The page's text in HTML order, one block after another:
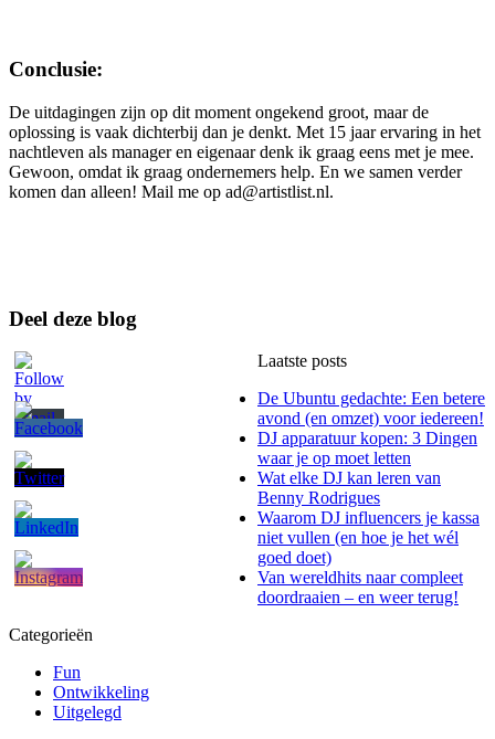
Conclusie:
De uitdagingen zijn op dit moment ongekend groot, maar de
oplossing is vaak dichterbij dan je denkt. Met 15 jaar ervaring in het
nachtleven als manager en eigenaar denk ik graag eens met je mee.
Gewoon, omdat ik graag ondernemers help. En we samen verder
komen dan alleen! Mail me op ad@artistlist.nl.
Deel deze blog
Laatste posts
De Ubuntu gedachte: Een betere
avond (en omzet) voor iedereen!
DJ apparatuur kopen: 3 Dingen
waar je op moet letten
Wat elke DJ kan leren van
Benny Rodrigues
Waarom DJ influencers je kassa
niet vullen (en hoe je het wél
goed doet)
Van wereldhits naar compleet
doordraaien – en weer terug!
Categorieën
Fun
Ontwikkeling
Uitgelegd